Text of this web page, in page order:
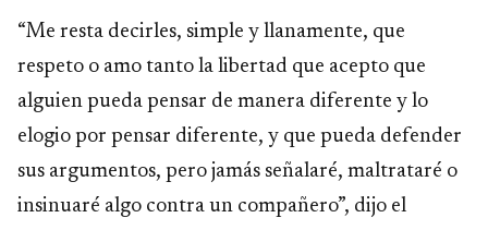
“Me resta decirles, simple y llanamente, que
respeto o amo tanto la libertad que acepto que
alguien pueda pensar de manera diferente y lo
elogio por pensar diferente, y que pueda defender
sus argumentos, pero jamás señalaré, maltrataré o
insinuaré algo contra un compañero”, dijo el